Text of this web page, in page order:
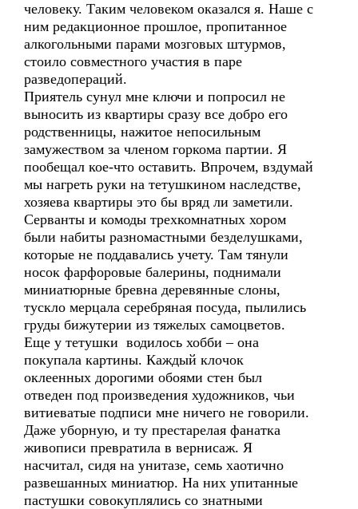
человеку. Таким человеком оказался я. Наше с
ним редакционное прошлое, пропитанное
алкогольными парами мозговых штурмов,
стоило совместного участия в паре
разведопераций.
Приятель сунул мне ключи и попросил не
выносить из квартиры сразу все добро его
родственницы, нажитое непосильным
замужеством за членом горкома партии. Я
пообещал кое-что оставить. Впрочем, вздумай
мы нагреть руки на тетушкином наследстве,
хозяева квартиры это бы вряд ли заметили.
Серванты и комоды трехкомнатных хором
были набиты разномастными безделушками,
которые не поддавались учету. Там тянули
носок фарфоровые балерины, поднимали
миниатюрные бревна деревянные слоны,
тускло мерцала серебряная посуда, пылились
груды бижутерии из тяжелых самоцветов.
Еще у тетушки водилось хобби – она
покупала картины. Каждый клочок
оклеенных дорогими обоями стен был
отведен под произведения художников, чьи
витиеватые подписи мне ничего не говорили.
Даже уборную, и ту престарелая фанатка
живописи превратила в вернисаж. Я
насчитал, сидя на унитазе, семь хаотично
развешанных миниатюр. На них упитанные
пастушки совокуплялись со знатными